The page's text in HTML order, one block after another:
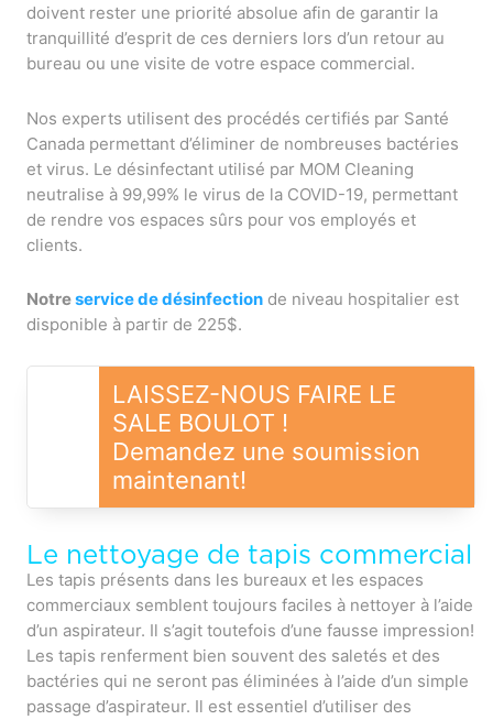
doivent rester une priorité absolue afin de garantir la
tranquillité d’esprit de ces derniers lors d’un retour au
bureau ou une visite de votre espace commercial.
Nos experts utilisent des procédés certifiés par Santé
Canada permettant d’éliminer de nombreuses bactéries
et virus. Le désinfectant utilisé par MOM Cleaning
neutralise à 99,99% le virus de la COVID-19, permettant
de rendre vos espaces sûrs pour vos employés et
clients.
Notreservice de désinfection de niveau hospitalier est
disponible à partir de 225$.
LAISSEZ-NOUS FAIRE LE
SALE BOULOT !
Demandez une soumission
maintenant!
Le nettoyage de tapis commercial
Les tapis présents dans les bureaux et les espaces
commerciaux semblent toujours faciles à nettoyer à l’aide
d’un aspirateur. Il s’agit toutefois d’une fausse impression!
Les tapis renferment bien souvent des saletés et des
bactéries qui ne seront pas éliminées à l’aide d’un simple
passage d’aspirateur. Il est essentiel d’utiliser des